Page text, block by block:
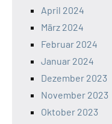
April 2024
März 2024
Februar 2024
Januar 2024
Dezember 2023
November 2023
Oktober 2023